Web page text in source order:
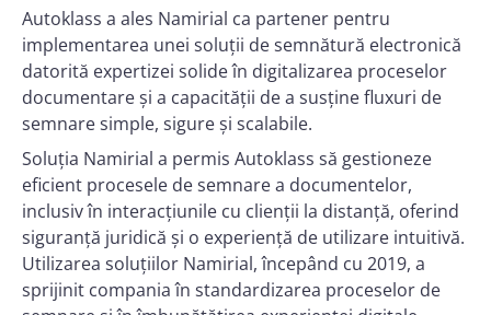
Autoklass a ales Namirial ca partener pentru
implementarea unei soluții de semnătură electronică
datorită expertizei solide în digitalizarea proceselor
documentare și a capacității de a susține fluxuri de
semnare simple, sigure și scalabile.
Soluția Namirial a permis Autoklass să gestioneze
eficient procesele de semnare a documentelor,
inclusiv în interacțiunile cu clienții la distanță, oferind
siguranță juridică și o experiență de utilizare intuitivă.
Utilizarea soluțiilor Namirial, începând cu 2019, a
sprijinit compania în standardizarea proceselor de